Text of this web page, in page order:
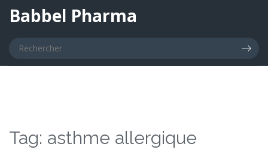
Babbel Pharma
Tag: asthme allergique